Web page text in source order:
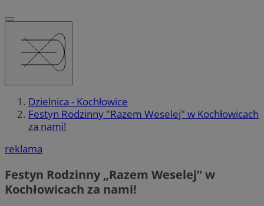
Dzielnica - Kochłowice
Festyn Rodzinny "Razem Weselej" w Kochłowicach
za nami!
reklama
Festyn Rodzinny „Razem Weselej” w
Kochłowicach za nami!